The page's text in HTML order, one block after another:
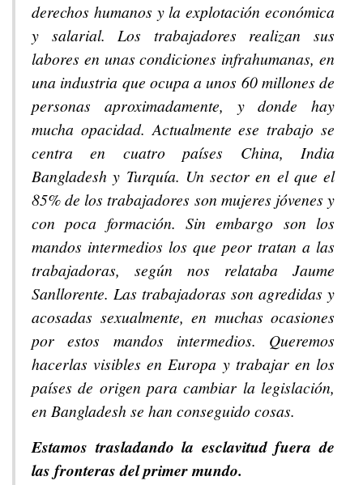
derechos humanos y la explotación económica
y salarial. Los trabajadores realizan sus
labores en unas condiciones infrahumanas, en
una industria que ocupa a unos 60 millones de
personas aproximadamente, y donde hay
mucha opacidad. Actualmente ese trabajo se
centra en cuatro países China, India
Bangladesh y Turquía. Un sector en el que el
85% de los trabajadores son mujeres jóvenes y
con poca formación. Sin embargo son los
mandos intermedios los que peor tratan a las
trabajadoras, según nos relataba Jaume
Sanllorente. Las trabajadoras son agredidas y
acosadas sexualmente, en muchas ocasiones
por estos mandos intermedios. Queremos
hacerlas visibles en Europa y trabajar en los
países de origen para cambiar la legislación,
en Bangladesh se han conseguido cosas.
Estamos trasladando la esclavitud fuera de
las fronteras del primer mundo.